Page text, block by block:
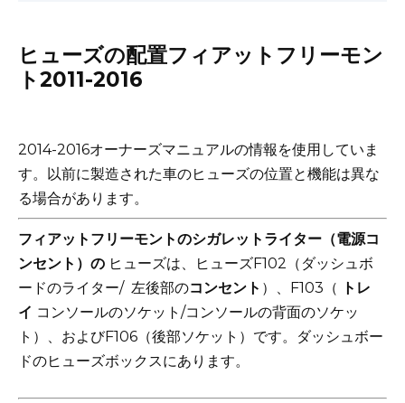
ヒューズの配置フィアットフリーモン
ト2011-2016
2014-2016オーナーズマニュアルの情報を使用していま
す。 以前に製造された車のヒューズの位置と機能は異な
る場合があります。
フィアットフリーモントのシガレットライター（電源コ
ンセント）の ヒューズは、ヒューズF102（ダッシュボ
ードのライター/ 左後部のコンセント ）、F103（
トレ
イ コンソールのソケット/コンソールの背面のソケッ
ト）、およびF106（後部ソケット）です。ダッシュボー
ドのヒューズボックスにあります。